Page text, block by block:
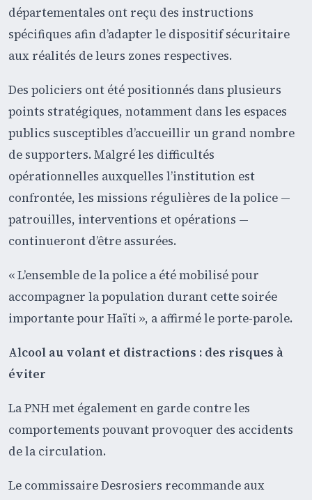
départementales ont reçu des instructions
spécifiques afin d’adapter le dispositif sécuritaire
aux réalités de leurs zones respectives.
Des policiers ont été positionnés dans plusieurs
points stratégiques, notamment dans les espaces
publics susceptibles d’accueillir un grand nombre
de supporters. Malgré les difficultés
opérationnelles auxquelles l’institution est
confrontée, les missions régulières de la police —
patrouilles, interventions et opérations —
continueront d’être assurées.
« L’ensemble de la police a été mobilisé pour
accompagner la population durant cette soirée
importante pour Haïti », a affirmé le porte-parole.
Alcool au volant et distractions : des risques à
éviter
La PNH met également en garde contre les
comportements pouvant provoquer des accidents
de la circulation.
Le commissaire Desrosiers recommande aux